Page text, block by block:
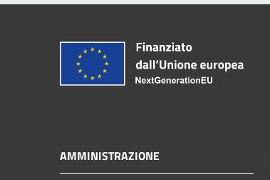
AMMINISTRAZIONE